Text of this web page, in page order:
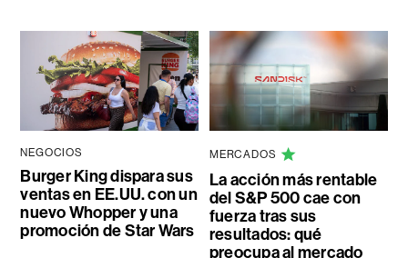
NEGOCIOS
Burger King dispara sus
ventas en EE.UU. con un
nuevo Whopper y una
promoción de Star Wars
MERCADOS
La acción más rentable
del S&P 500 cae con
fuerza tras sus
resultados: qué
preocupa al mercado